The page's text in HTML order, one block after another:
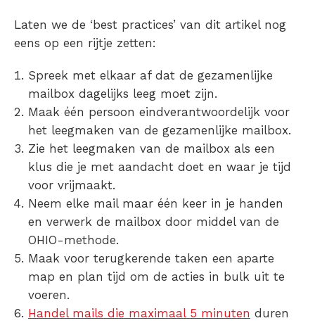
Laten we de ‘best practices’ van dit artikel nog
eens op een rijtje zetten:
Spreek met elkaar af dat de gezamenlijke
mailbox dagelijks leeg moet zijn.
Maak één persoon eindverantwoordelijk voor
het leegmaken van de gezamenlijke mailbox.
Zie het leegmaken van de mailbox als een
klus die je met aandacht doet en waar je tijd
voor vrijmaakt.
Neem elke mail maar één keer in je handen
en verwerk de mailbox door middel van de
OHIO-methode.
Maak voor terugkerende taken een aparte
map en plan tijd om de acties in bulk uit te
voeren.
Handel mails die maximaal 5 minuten duren